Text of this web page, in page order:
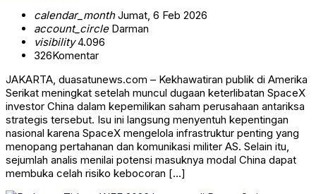
calendar_monthJumat, 6 Feb 2026
account_circleDarman
visibility4.096
326Komentar
JAKARTA, duasatunews.com – Kekhawatiran publik di Amerika
Serikat meningkat setelah muncul dugaan keterlibatan SpaceX
investor China dalam kepemilikan saham perusahaan antariksa
strategis tersebut. Isu ini langsung menyentuh kepentingan
nasional karena SpaceX mengelola infrastruktur penting yang
menopang pertahanan dan komunikasi militer AS. Selain itu,
sejumlah analis menilai potensi masuknya modal China dapat
membuka celah risiko kebocoran […]